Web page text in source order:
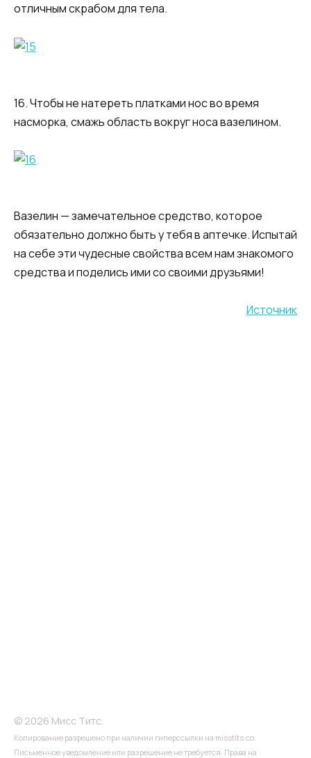
отличным скрабом для тела.
16. Чтобы не натереть платками нос во время
насморка, смажь область вокруг носа вазелином.
Вазелин — замечательное средство, которое
обязательно должно быть у тебя в аптечке. Испытай
на себе эти чудесные свойства всем нам знакомого
средства и поделись ими со своими друзьями!
Источник
© 2026 Мисс Титс.
Копирование разрешено при наличии гиперссылки на misstits.co.
Письменное уведомление или разрешение не требуется. Права на